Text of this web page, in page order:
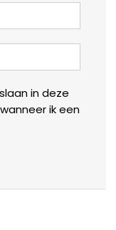
in deze
ik een